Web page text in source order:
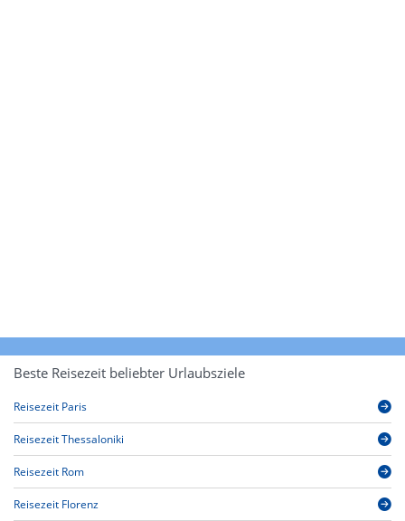
Beste Reisezeit beliebter Urlaubsziele
Reisezeit Paris
Reisezeit Thessaloniki
Reisezeit Rom
Reisezeit Florenz